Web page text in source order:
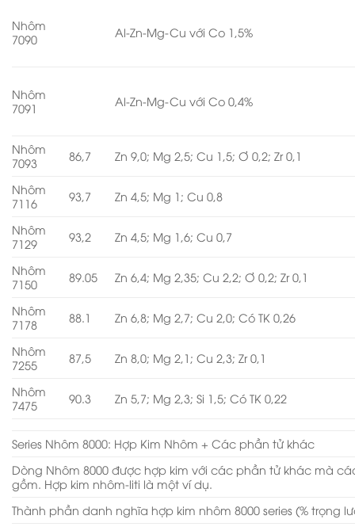
Nhôm
7090
Al-Zn-Mg-Cu với Co 1,5%
Nhôm
7091
Al-Zn-Mg-Cu với Co 0,4%
Nhôm
7093
86,7 Zn 9,0; Mg 2,5; Cu 1,5; Ơ 0,2; Zr 0,1
Nhôm
7116
93,7 Zn 4,5; Mg 1; Cu 0,8
Nhôm
7129
93,2 Zn 4,5; Mg 1,6; Cu 0,7
Nhôm
7150
89.05 Zn 6,4; Mg 2,35; Cu 2,2; Ơ 0,2; Zr 0,1
Nhôm
7178
88.1 Zn 6,8; Mg 2,7; Cu 2,0; Có TK 0,26
Nhôm
7255
87,5 Zn 8,0; Mg 2,1; Cu 2,3; Zr 0,1
Nhôm
7475
90.3 Zn 5,7; Mg 2,3; Si 1,5; Có TK 0,22
Series Nhôm 8000: Hợp Kim Nhôm + Các phần tử khác
Dòng Nhôm 8000 được hợp kim với các phần tử khác mà
gồm. Hợp kim nhôm-liti là một ví dụ.
Thành phần danh nghĩa hợp kim nhôm 8000 series (% trọng